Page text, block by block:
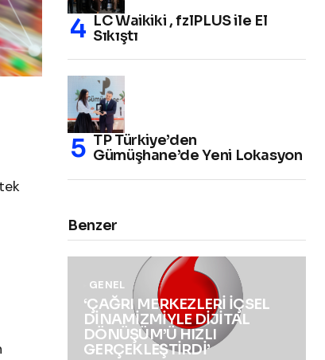
LC Waikiki , fzlPLUS ile El
Sıkıştı
TP Türkiye’den
Gümüşhane’de Yeni Lokasyon
Benzer
GENEL
‘ÇAĞRI MERKEZLERİ İÇSEL
DİNAMİZMİYLE DİJİTAL
DÖNÜŞÜM’Ü HIZLI
GERÇEKLEŞTİRDİ’